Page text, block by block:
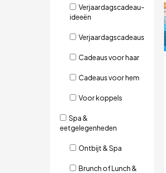
Verjaardagscadeau-
ideeën
Verjaardagscadeaus
Cadeaus voor haar
Cadeaus voor hem
Voor koppels
Spa &
eetgelegenheden
Ontbijt & Spa
Brunch of Lunch &